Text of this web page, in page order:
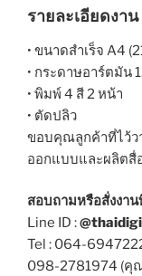
รายละเอียดงาน
• ขนาดสำเร็จ A4
• กระดาษอาร์ตมัน
• พิมพ์ 4 สี 2 หน้า
• ตัดปลิว
ขอบคุณลูกค้าที่ไว้ว
ออกแบบและผลิตสื่
สอบถามหรือสั่งงาน
Line ID :
Tel : 064-
098-2781974 (คุ